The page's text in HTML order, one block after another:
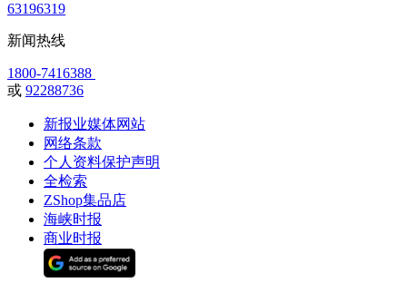
63196319
新闻热线
1800-7416388
或 92288736
新报业媒体网站
网络条款
个人资料保护声明
全检索
ZShop集品店
海峡时报
商业时报